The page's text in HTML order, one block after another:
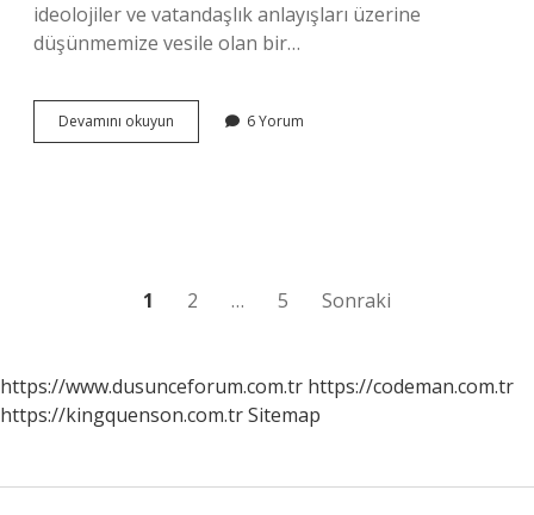
ideolojiler ve vatandaşlık anlayışları üzerine
düşünmemize vesile olan bir…
Devamını okuyun
güldür
6 Yorum
1 2 … 5 Sonraki
https://www.dusunceforum.com.tr https://codeman.com.tr
https://kingquenson.com.trSitemap